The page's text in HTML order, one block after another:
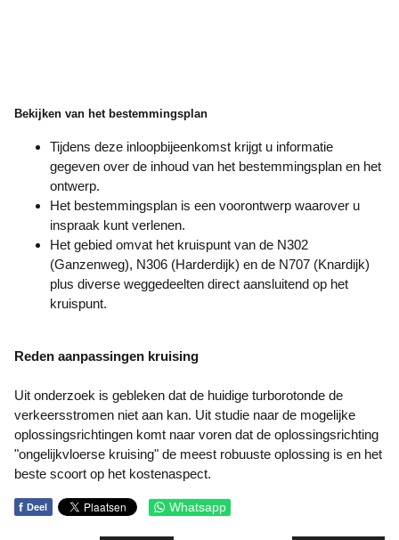
Bekijken van het bestemmingsplan
Tijdens deze inloopbijeenkomst krijgt u informatie
gegeven over de inhoud van het bestemmingsplan en het
ontwerp.
Het bestemmingsplan is een voorontwerp waarover u
inspraak kunt verlenen.
Het gebied omvat het kruispunt van de N302
(Ganzenweg), N306 (Harderdijk) en de N707 (Knardijk)
plus diverse weggedeelten direct aansluitend op het
kruispunt.
Reden aanpassingen kruising
Uit onderzoek is gebleken dat de huidige turborotonde de
verkeersstromen niet aan kan. Uit studie naar de mogelijke
oplossingsrichtingen komt naar voren dat de oplossingsrichting
"ongelijkvloerse kruising" de meest robuuste oplossing is en het
beste scoort op het kostenaspect.
f Deel Whatsapp